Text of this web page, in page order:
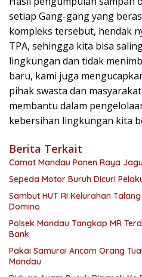
setiap Gang-gang yang
kompleks tersebut, hendak
TPA, sehingga kita bisa
lingkungan dan tidak
baru, kami juga
pihak swasta dan
membantu dalam
kebersihan lingkungan kita
Berita Terkait
Camat Mandau Panen Raya
Sepeda Motor Buruh Dicuri
Sambut HUT RI Kelurahan
Domino
Polsek Mandau Tangkap MR
Bank
Pakai Samurai Ancam Orang
Mandau